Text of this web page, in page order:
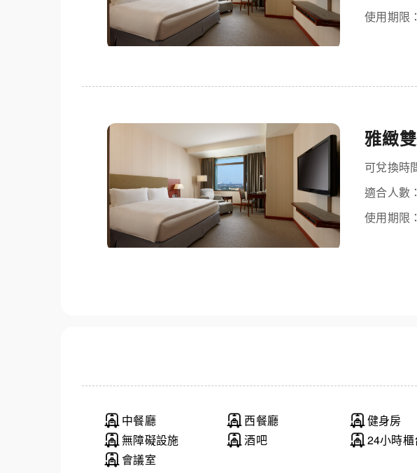
使用期限
雅緻
可兌換時
適合人數
使用期限
中餐廳 西餐廳 健身房
無障礙設施
酒吧 24小時櫃
會議室